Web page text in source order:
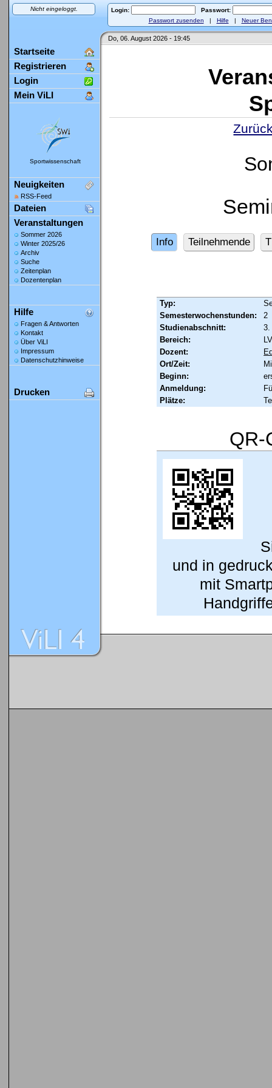
Nicht eingeloggt. Login:
Passwort:
Passwort zusenden | Hilfe | Neuer
Do, 06. August 2026 - 19:45
Startseite
Registrieren
Login
Mein ViLI
Sportwissenschaft
Neuigkeiten
RSS-Feed
Dateien
Veranstaltungen
Sommer 2026
Winter 2025/26
Archiv
Suche
Zeitenplan
Dozentenplan
Hilfe
Fragen & Antworten
Kontakt
Über ViLI
Impressum
Datenschutzhinweise
Drucken
Info Teilnehmende
Typ:
Semesterwochenstunden:
2
Studienabschnitt:
3.
Bereich:
Dozent:
Ort/Zeit:
Beginn:
Anmeldung:
Plätze:
QR-
und in
mit